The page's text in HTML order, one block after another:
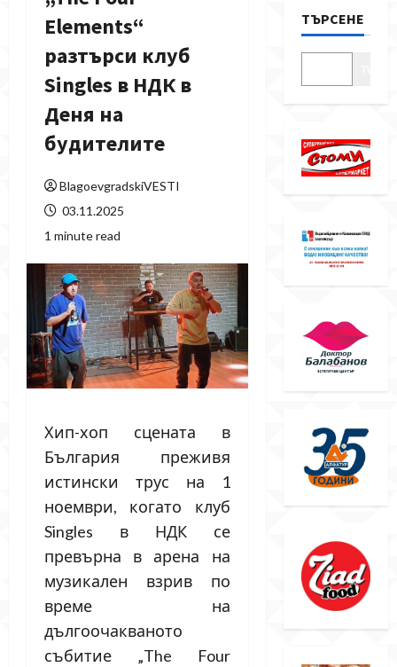
Elements“
разтърси клуб
Singles в НДК в
Деня на
будителите
BlagoevgradskiVESTI
03.11.2025
1 minute read
Хип-хоп сцената в
България преживя
истински трус на 1
ноември, когато клуб
Singles в НДК се
превърна в арена на
музикален взрив по
време на
дългоочакваното
събитие „The Four
ТЪРСЕНЕ